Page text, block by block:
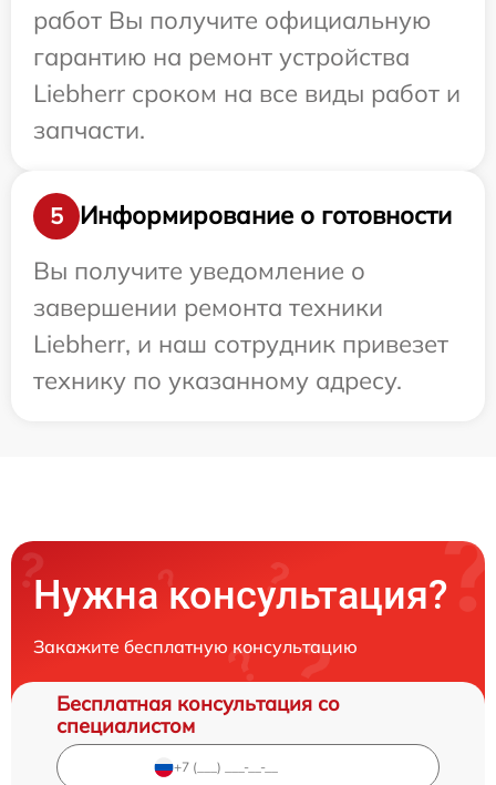
работ Вы получите официальную
гарантию на ремонт устройства
Liebherr сроком на все виды работ и
запчасти.
5
Информирование о готовности
Вы получите уведомление о
завершении ремонта техники
Liebherr, и наш сотрудник привезет
технику по указанному адресу.
Нужна консультация?
Закажите бесплатную консультацию
Бесплатная консультация со
специалистом